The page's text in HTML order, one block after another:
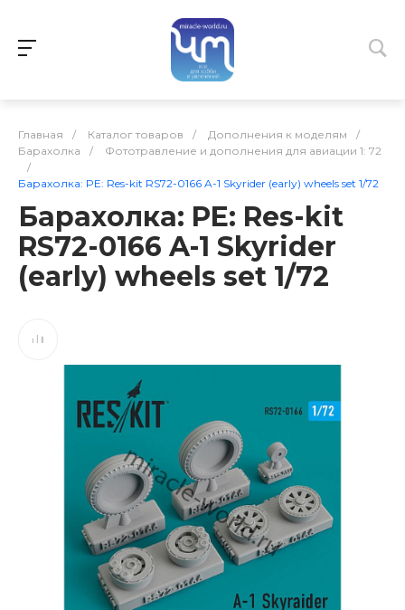
Главная / Каталог товаров / Дополнения к моделям
/
Барахолка
/
Фототравление и дополнения для авиации 1: 72
/
Барахолка: PE: Res-kit RS72-0166 A-1 Skyrider (early) wheels set 1/72
Барахолка: PE: Res-kit
RS72-0166 A-1 Skyrider
(early) wheels set 1/72